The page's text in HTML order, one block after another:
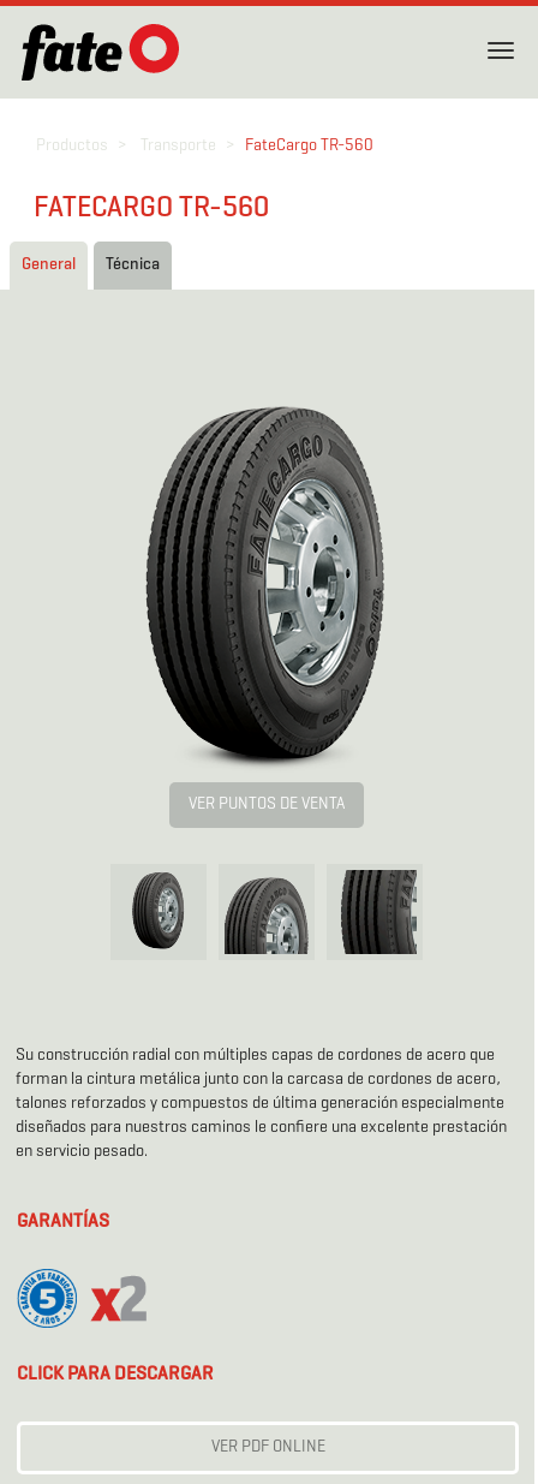
Productos Transporte FateCargo TR-560
FATECARGO TR-560
General Técnica
VER PUNTOS DE VENTA
Su construcción radial con múltiples capas de cordones de acero que
forman la cintura metálica junto con la carcasa de cordones de acero,
talones reforzados y compuestos de última generación especialmente
diseñados para nuestros caminos le confiere una excelente prestación
en servicio pesado.
GARANTÍAS
CLICK PARA DESCARGAR
VER PDF ONLINE